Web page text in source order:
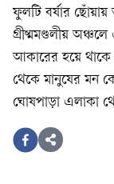
ফুলটি বর্ষার
গ্রীষ্মমণ্ডলীয়
আকারের হয়ে
থেকে মানুষের মন
ঘোষপাড়া এলাকা